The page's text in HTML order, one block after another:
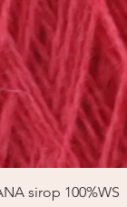
sirop 100%WS